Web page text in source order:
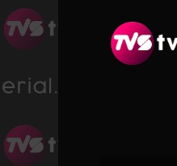
navigazione
contenuto